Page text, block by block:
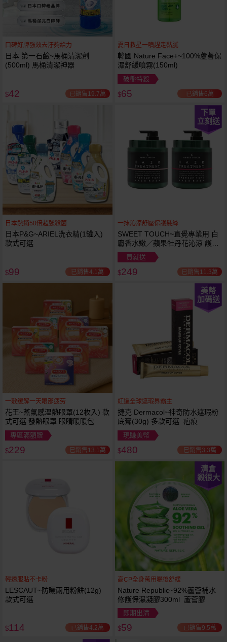
口碑好牌強效去汙夠給力
日本 第一石鹼~馬桶清潔劑
(500ml) 馬桶清潔神器
$42 已銷售19.7萬
夏日救星一噴趕走黏膩
韓國 Nature Face+~100%蘆薈保
濕舒緩噴霧(150ml)
破盤特殺
$65 已銷售6萬
日本熱銷50倍超強殺菌
日本P&G~ARIEL洗衣精(1罐入)
款式可選
$99 已銷售4.1萬
下單
立刻送
一抹沁涼舒壓保護髮絲
SWEET TOUCH~直覺專業用 白
麝香水嫩／蘋果牡丹花沁涼 護髮
膜(1000ml) 款式可選 全新包裝
買就送
$249 已銷售11.3萬
一敷缓解一天眼部疲劳
花王~蒸氣感溫熱眼罩(12枚入) 款
式可選 發熱眼罩 眼睛暖暖包
專區滿額贈
$229 已銷售13.1萬
美幣
加碼送
紅遍全球遮瑕界霸主
捷克 Dermacol~神奇防水遮瑕粉
底膏(30g) 多款可選 疤痕
現賺美幣
$480 已銷售3.3萬
輕透服貼不卡粉
LESCAUT~防曬兩用粉餅(12g)
款式可選
$114 已銷售4.2萬
清倉
殺很大
高CP全身萬用曬後舒緩
Nature Republic~92%蘆薈補水
修護保濕凝膠300ml 蘆薈膠
即期出清
$59 已銷售9.5萬